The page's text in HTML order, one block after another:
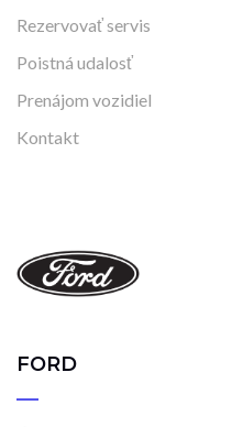
Rezervovať servis
Poistná udalosť
Prenájom vozidiel
Kontakt
FORD